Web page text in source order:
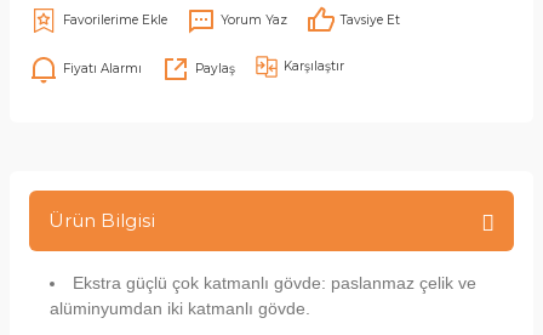
Yorum Yaz Tavsiye Et
Fiyatı Alarmı Paylaş Karşılaştır
Ürün Bilgisi
Ekstra güçlü çok katmanlı gövde: paslanmaz çelik ve
alüminyumdan iki katmanlı gövde.